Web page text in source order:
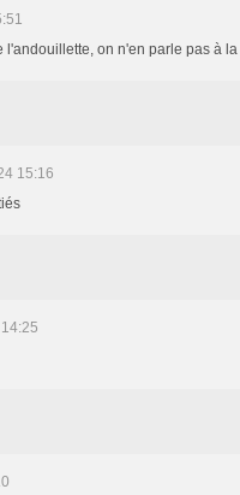
l'andouillette, on n'en parle pas à
15:16